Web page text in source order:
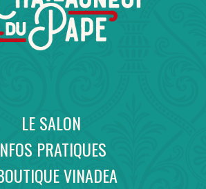
LE SALON
PRATIQUES
VINADEA